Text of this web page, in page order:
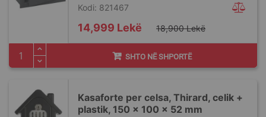
Kodi: 821467
Special
Price
14,999 Lekë 18,900 Lekë
SHTO NË SHPORTË
Kasaforte per celsa, Thirard, celik +
plastik, 150 x 100 x 52 mm